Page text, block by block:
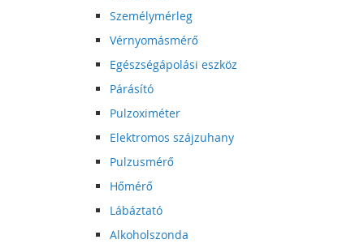
Személymérleg
Vérnyomásmérő
Egészségápolási eszköz
Párásító
Pulzoximéter
Elektromos szájzuhany
Pulzusmérő
Hőmérő
Lábáztató
Alkoholszonda